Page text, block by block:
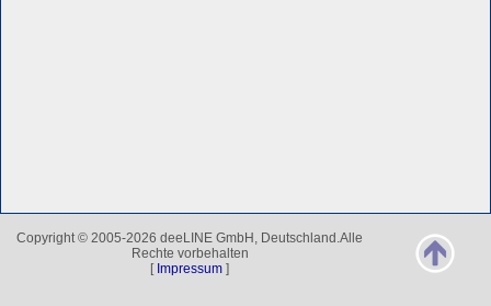
Copyright © 2005-2026 deeLINE GmbH, Deutschland.Alle
Rechte vorbehalten
[ Impressum ]